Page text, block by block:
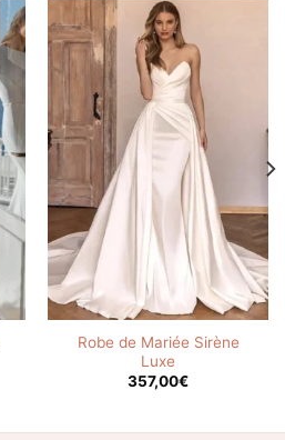
Robe de Mariée Sirène
Luxe
357,00€